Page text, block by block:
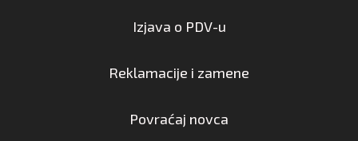
Izjava o PDV-u
Reklamacije i zamene
Povraćaj novca